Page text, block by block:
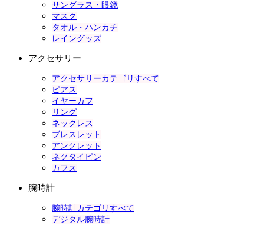
サングラス・眼鏡
マスク
タオル・ハンカチ
レイングッズ
アクセサリー
アクセサリーカテゴリすべて
ピアス
イヤーカフ
リング
ネックレス
ブレスレット
アンクレット
ネクタイピン
カフス
腕時計
腕時計カテゴリすべて
デジタル腕時計